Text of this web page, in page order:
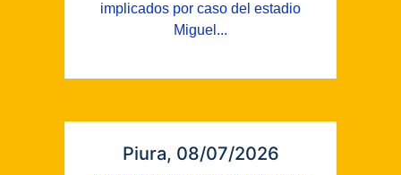
implicados por caso del estadio
Miguel...
Piura, 08/07/2026